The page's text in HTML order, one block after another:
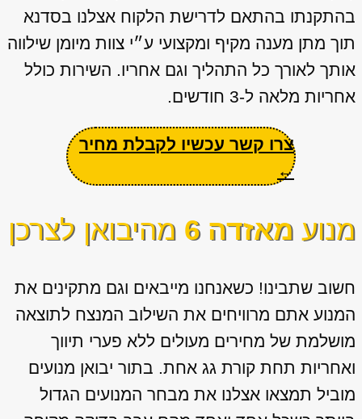
בהתקנתו בהתאם לדרישת הלקוח אצלנו בסדנא
תוך מתן מענה מקיף ומקצועי ע״י צוות מיומן שילווה
אותך לאורך כל התהליך וגם אחריו. השירות כולל
אחריות מלאה ל-3 חודשים.
צרו קשר עכשיו לקבלת מחיר
←
מנוע מאזדה 6 מהיבואן לצרכן
חשוב שתבינו! כשאנחנו מייבאים וגם מתקינים את
המנוע אתם מרוויחים את השילוב המנצח לתוצאה
מושלמת של מחירים מעולים ללא פערי תיווך
ואחריות תחת קורת גג אחת. בתור יבואן מנועים
מוביל תמצאו אצלנו את מבחר המנועים הגדול